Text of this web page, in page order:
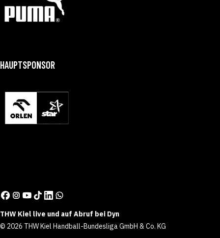
HAUPTSPONSOR
THW Kiel live und auf Abruf bei Dyn
© 2026 THW Kiel Handball-Bundesliga GmbH & Co. KG